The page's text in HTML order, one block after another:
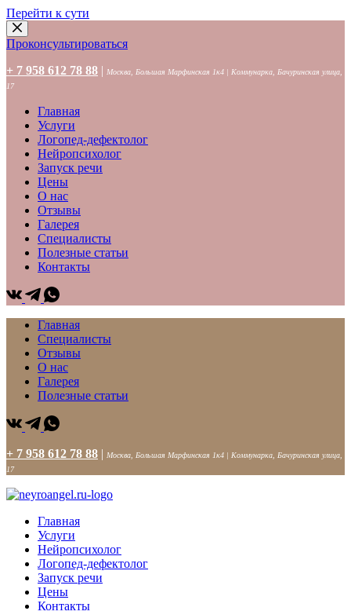
Перейти к сути
Проконсультироваться
+ 7 958 612 78 88 | Москва, Большая Марфинская 1к4 | Коммунарка, Бачуринская улица,
17
Главная
Услуги
Логопед-дефектолог
Нейропсихолог
Запуск речи
Цены
О нас
Отзывы
Галерея
Специалисты
Полезные статьи
Контакты
Главная
Специалисты
Отзывы
О нас
Галерея
Полезные статьи
+ 7 958 612 78 88 | Москва, Большая Марфинская 1к4 | Коммунарка, Бачуринская улица,
17
Главная
Услуги
Нейропсихолог
Логопед-дефектолог
Запуск речи
Цены
Контакты